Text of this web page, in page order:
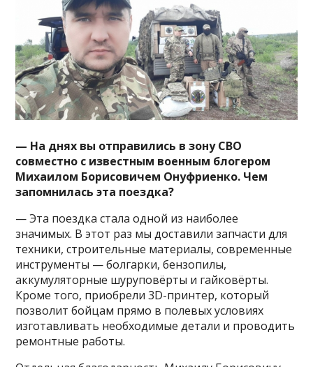
— На днях вы отправились в зону СВО
совместно с известным военным блогером
Михаилом Борисовичем Онуфриенко. Чем
запомнилась эта поездка?
— Эта поездка стала одной из наиболее
значимых. В этот раз мы доставили запчасти для
техники, строительные материалы, современные
инструменты — болгарки, бензопилы,
аккумуляторные шуруповёрты и гайковёрты.
Кроме того, приобрели 3D-принтер, который
позволит бойцам прямо в полевых условиях
изготавливать необходимые детали и проводить
ремонтные работы.